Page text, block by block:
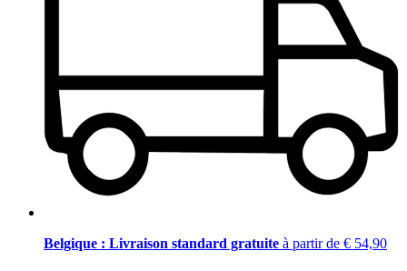
Belgique : Livraison standard gratuite à partir de € 54,90